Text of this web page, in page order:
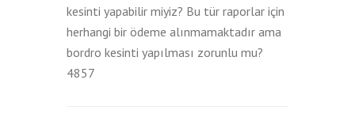
kesinti yapabilir miyiz? Bu tür raporlar için
herhangi bir ödeme alınmamaktadır ama
bordro kesinti yapılması zorunlu mu?
4857